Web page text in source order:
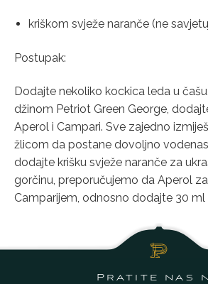
kriškom svježe naranče (ne
Postupak:
Dodajte nekoliko kockica leda u
džinom Petriot Green George,
Aperol i Campari. Sve zajedno
žlicom da postane dovoljno
dodajte krišku svježe naranče za
gorčinu, preporučujemo da Aperol
Camparijem, odnosno dodajte 30 ml
Pratite nas